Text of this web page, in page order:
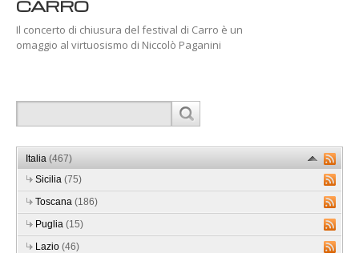
CARRO
Il concerto di chiusura del festival di Carro è un
omaggio al virtuosismo di Niccolò Paganini
Italia (467)
Sicilia (75)
Toscana (186)
Puglia (15)
Lazio (46)